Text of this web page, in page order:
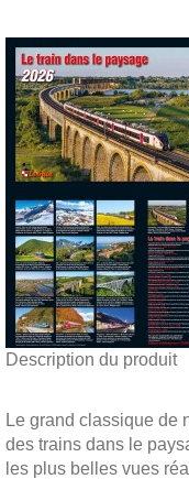
Description du produit
Le grand classique de
des trains dans le
les plus belles vues